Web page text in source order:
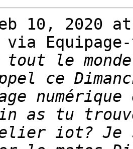
10, 2020
ce
as tu
iot? Je